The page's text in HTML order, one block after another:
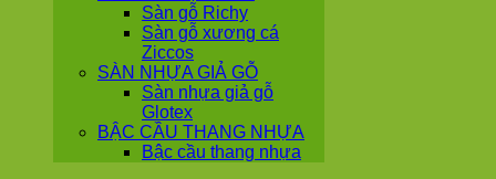
Sàn gỗ Richy
Sàn gỗ xương cá
Ziccos
SÀN NHỰA GIẢ GỖ
Sàn nhựa giả gỗ
Glotex
BẬC CẦU THANG NHỰA
Bậc cầu thang nhựa